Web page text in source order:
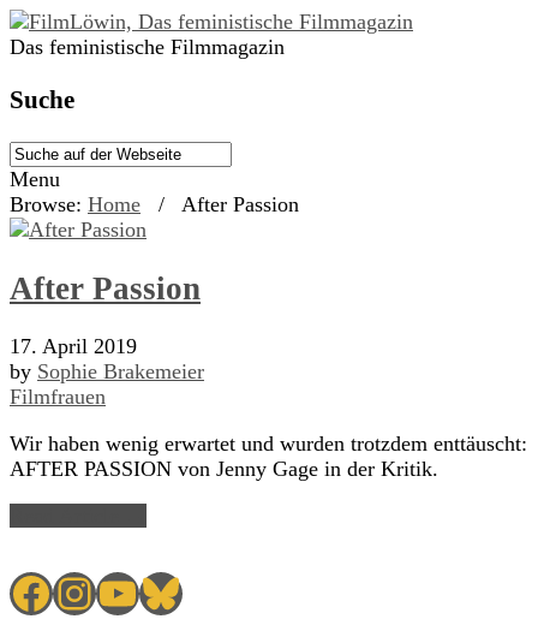
Das feministische Filmmagazin
Suche
Menu
Browse: Home / After Passion
After Passion
17. April 2019
by Sophie Brakemeier
Filmfrauen
Wir haben wenig erwartet und wurden trotzdem enttäuscht:
AFTER PASSION von Jenny Gage in der Kritik.
Facebook
Instagram
YouTube
Bluesky